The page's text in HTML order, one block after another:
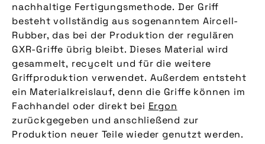
nachhaltige Fertigungsmethode. Der Griff
besteht vollständig aus sogenanntem Aircell-
Rubber, das bei der Produktion der regulären
GXR-Griffe übrig bleibt. Dieses Material wird
gesammelt, recycelt und für die weitere
Griffproduktion verwendet. Außerdem entsteht
ein Materialkreislauf, denn die Griffe können im
Fachhandel oder direkt bei Ergon
zurückgegeben und anschließend zur
Produktion neuer Teile wieder genutzt werden.